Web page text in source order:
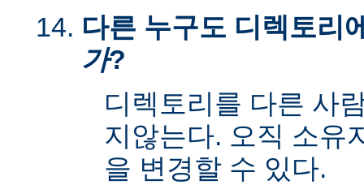
다른 누구도 디렉토리
가?
디렉토리를 다른 사
지않는다. 오직 소유
을 변경할 수 있다.